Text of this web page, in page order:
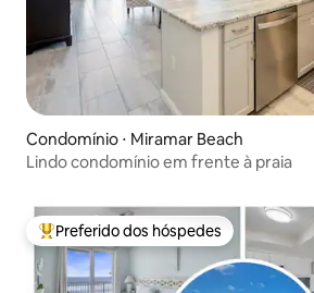
Condomínio ⋅ Miramar Beach
Lindo condomínio em frente à praia
Entre os melhores preferidos dos
Preferido dos hóspedes